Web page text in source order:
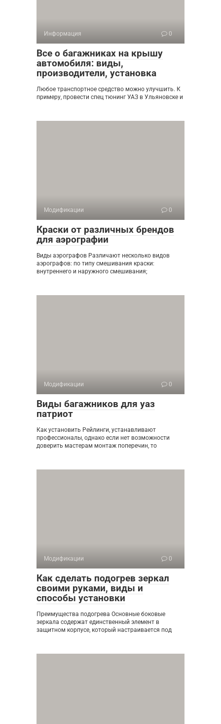
Информация 0
Все о багажниках на крышу
автомобиля: виды,
производители, установка
Любое транспортное средство можно улучшить. К
примеру, провести спец тюнинг УАЗ в Ульяновске и
Модификации 0
Краски от различных брендов
для аэрографии
Виды аэрографов Различают несколько видов
аэрографов: по типу смешивания краски:
внутреннего и наружного смешивания;
Модификации 0
Виды багажников для уаз
патриот
Как установить Рейлинги, устанавливают
профессионалы, однако если нет возможности
доверить мастерам монтаж поперечин, то
Модификации 0
Как сделать подогрев зеркал
своими руками, виды и
способы установки
Преимущества подогрева Основные боковые
зеркала содержат единственный элемент в
защитном корпусе, который настраивается под